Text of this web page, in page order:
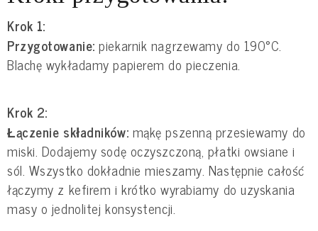
Krok 1:
Przygotowanie: piekarnik nagrzewamy do 190°C.
Blachę wykładamy papierem do pieczenia.
Krok 2:
Łączenie składników: mąkę pszenną przesiewamy do
miski. Dodajemy sodę oczyszczoną, płatki owsiane i
sól. Wszystko dokładnie mieszamy. Następnie całość
łączymy z kefirem i krótko wyrabiamy do uzyskania
masy o jednolitej konsystencji.